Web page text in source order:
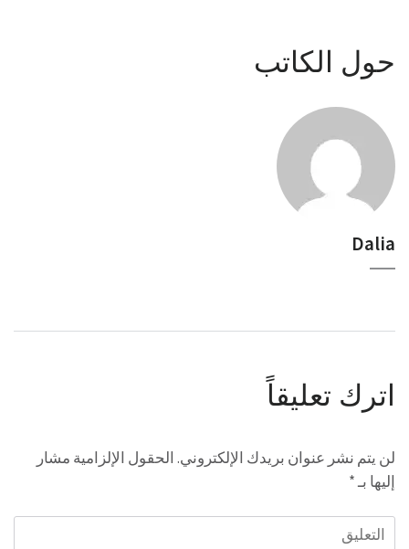
حول الكاتب
Dalia
اترك تعليقاً
لن يتم نشر عنوان بريدك الإلكتروني. الحقول الإلزامية مشار
إليها بـ*
التعليق